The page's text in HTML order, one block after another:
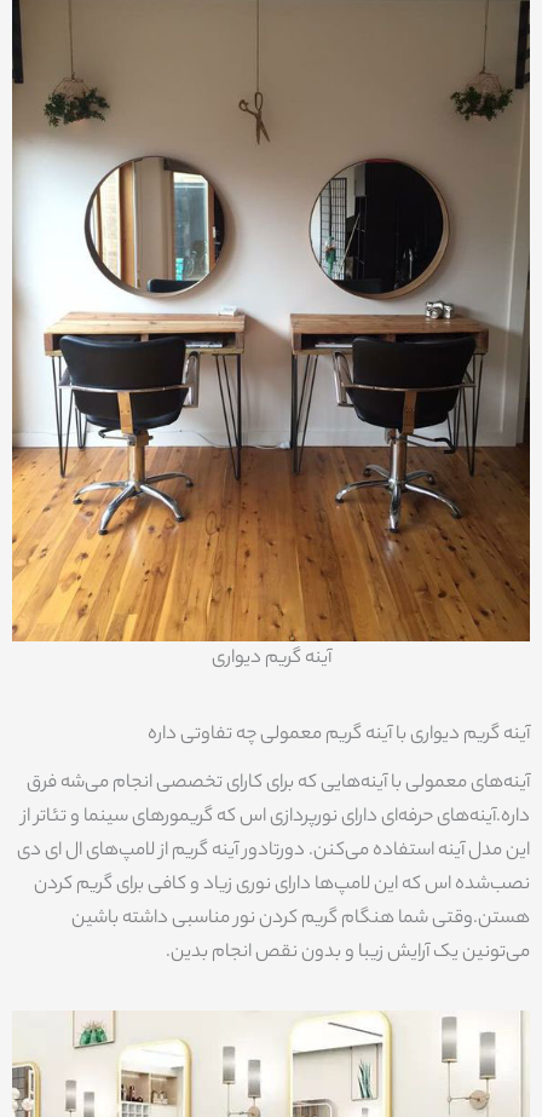
آینه گریم دیواری
آینه گریم دیواری با آینه گریم معمولی چه تفاوتی داره
آینه‌های معمولی با آینه‌هایی که برای کارای تخصصی انجام می‌شه فرق
داره.آینه‌های حرفه‌ای دارای نورپردازی اس که گریمورهای سینما و تئاتر از
این مدل آینه استفاده می‌کنن. دورتادور آینه گریم از لامپ‌های ال ای دی
نصب‌شده اس که این لامپ‌ها دارای نوری زیاد و کافی برای گریم کردن
هستن.وقتی شما هنگام گریم کردن نور مناسبی داشته باشین
می‌تونین یک آرایش زیبا و بدون نقص انجام بدین.